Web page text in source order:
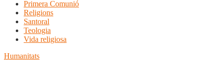
Primera Comunió
Religions
Santoral
Teologia
Vida religiosa
Humanitats